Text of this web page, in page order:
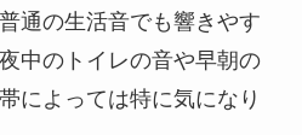
通の生活音でも響きやす
中のトイレの音や早朝の
によっては特に気になり